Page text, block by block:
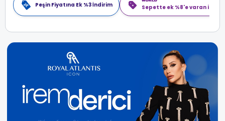
Peşin Fiyatına Ek %3 İndirim Sepette ek %8'e varan